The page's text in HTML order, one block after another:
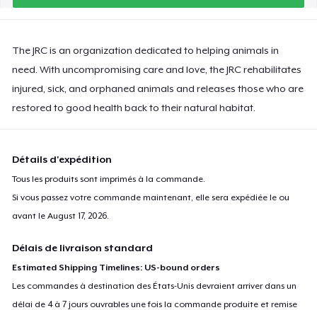
The JRC is an organization dedicated to helping animals in
need. With uncompromising care and love, the JRC rehabilitates
injured, sick, and orphaned animals and releases those who are
restored to good health back to their natural habitat.
Détails d'expédition
Tous les produits sont imprimés à la commande.
Si vous passez votre commande maintenant, elle sera expédiée le ou
avant leAugust 17, 2026
Délais de livraison standard
Estimated Shipping Timelines: US-bound orders
Les commandes à destination des États-Unis devraient arriver dans un
délai de 4 à 7 jours ouvrables une fois la commande produite et remise